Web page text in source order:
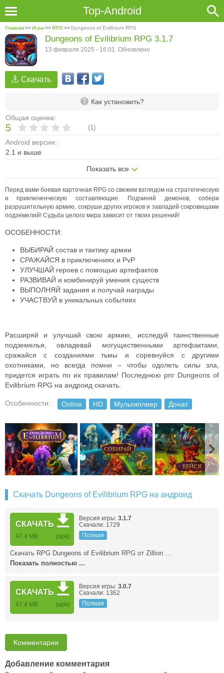
Top-Android
Главная>>Игры>>RPG >> Dungeons of Evilibrium RPG
Скачать
Как установить?
Общая оценка:
5 (1)
Android версии:
2.1 и выше
Показать все
Dungeons of Evilibrium RPG 3.1.7
13 февраля 2025 - 16:01. Обновлено
Перед вами боевая карточная RPG со свежим взглядом на стратегическую
и приключенческую составляющие. Подчиняй демонов, собери
разрушительную армию, сокруши других игроков и завладей сокровищами
подземелий! Судьба целого мира зависит от твоих решений!
ОСОБЕННОСТИ:
ВЫБИРАЙ состав и тактику армии
СРАЖАЙСЯ в приключениях и PvP
УЛУЧШАЙ героев с помощью артефактов
РАЗВИВАЙ и комбинируй умения существ
ВЫПОЛНЯЙ задания и получай награды
УЧАСТВУЙ в уникальных событиях
Расширяй и улучшай свою армию, исследуй таинственные
подземелья, овладевай могущественными артефактами,
сражайся с созданиями тьмы и соревнуйся с другими
охотниками, но всегда помни – чтобы одолеть силы зла,
придется играть по их правилам! Последнюю рпг Dungeons of
Evilibrium RPG на андроид скачать.
Особенности: Online HD Мультиплеер Донат
Скачать Dungeons of Evilibrium RPG на андроид
СКАЧАТЬ
47.4 MB (apk)
Версия игры: 3.1.7
Скачали: 1729
Полная
Скачать RPG Dungeons of Evilibrium RPG от Zillion …
Показать полностью ...
СКАЧАТЬ
47.4 MB (apk)
Версия игры: 3.0.7
Скачали: 1362
Полная
Комментарии
Добавление комментария